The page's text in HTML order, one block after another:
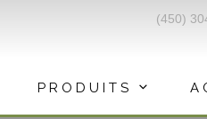
(450)
PRODUITS